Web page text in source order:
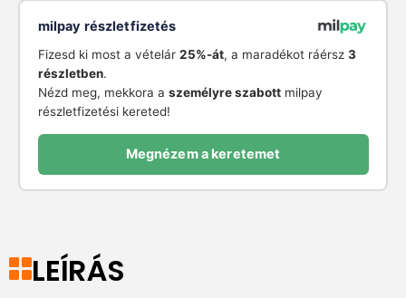
milpay részletfizetés
Fizesd ki most a vételár 25%-át, a maradékot ráérsz 3
részletben.
Nézd meg, mekkora a személyre szabottmilpay
részletfizetési kereted!
Megnézem a keretemet
LEÍRÁS